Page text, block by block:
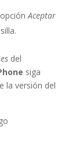
Aceptar
del
siga
la versión del